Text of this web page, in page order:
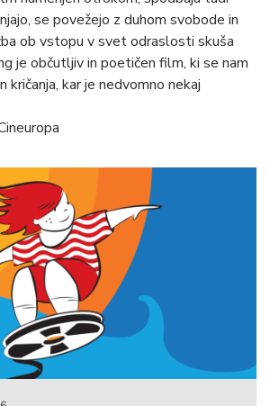
se povežejo z duhom svobode in
ob vstopu v svet odraslosti skuša
je občutljiv in poetičen film, ki se nam
kričanja, kar je nedvomno nekaj